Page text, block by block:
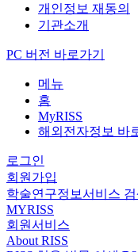
개인정보 재동의
기관소개
PC 버전 바로가기
메뉴
홈
MyRISS
해외전자정보 바
로그인
회원가입
학술연구정보서비스 검
MYRISS
회원서비스
About RISS